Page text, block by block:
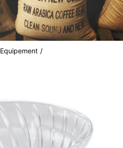
Equipement /